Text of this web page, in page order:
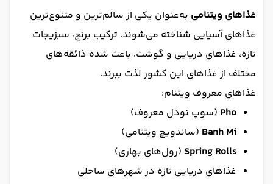
غذاهای ویتنامی به‌عنوان یکی از سالم‌ترین و متنوع‌ترین
غذاهای آسیایی شناخته می‌شوند. ترکیب برنج، سبزیجات
تازه، غذاهای دریایی و گوشت، باعث شده ذائقه‌های
مختلف از غذاهای این کشور لذت ببرند.
غذاهای معروف ویتنام:
Pho (سوپ نودل معروف)
Banh Mi (ساندویچ ویتنامی)
Spring Rolls (رول‌های بهاری)
غذاهای دریایی تازه در شهرهای ساحلی